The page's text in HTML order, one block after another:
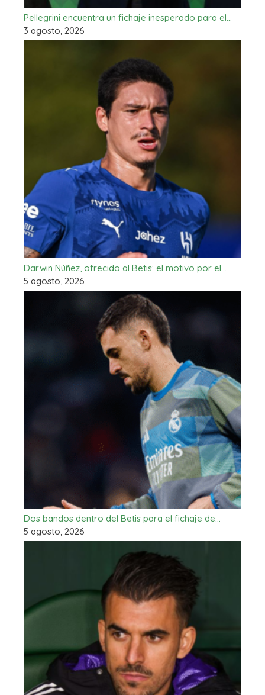
Pellegrini encuentra un fichaje inesperado para el…
3 agosto, 2026
Darwin Núñez, ofrecido al Betis: el motivo por el…
5 agosto, 2026
Dos bandos dentro del Betis para el fichaje de…
5 agosto, 2026